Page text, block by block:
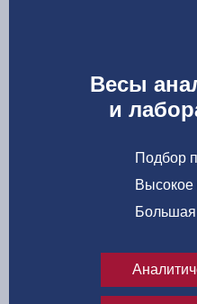
Весы
и
Подбор
Высокое
Большая